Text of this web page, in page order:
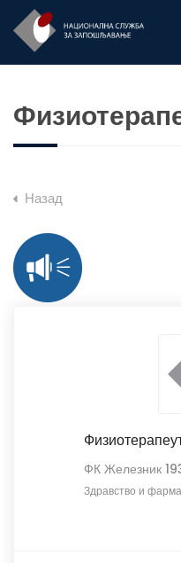
Назад
ФК Железник
Здравство и